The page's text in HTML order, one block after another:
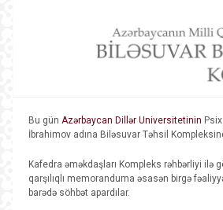
Bu gün Azərbaycan Dillər Universitetinin
İbrahimov adına Biləsuvar Təhsil
Kafedra əməkdaşları Kompleks rəhbərliyi
qarşılıqlı memoranduma əsasən birgə
barədə söhbət apardılar.